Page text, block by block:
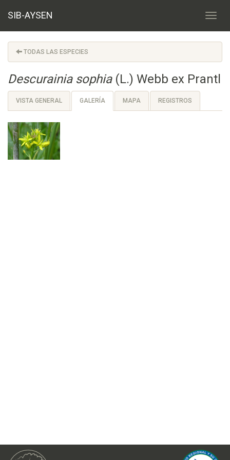
SIB-AYSEN
TODAS LAS ESPECIES
Descurainia sophia(L.) Webb ex Prantl
VISTA GENERAL GALERÍA MAPA REGISTROS